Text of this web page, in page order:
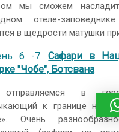
мы сможем
отеле-
в щедрости матушки
6 -7.Сафари в
"Чобе", Ботсвана
в
к границе
Очень